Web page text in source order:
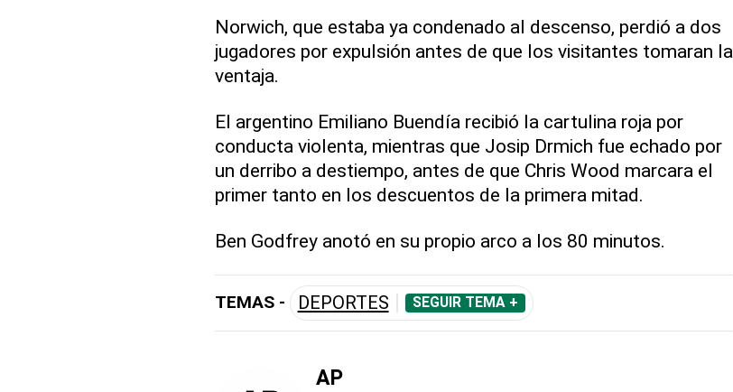
Norwich, que estaba ya condenado al descenso, perdió a dos
jugadores por expulsión antes de que los visitantes tomaran la
ventaja.
El argentino Emiliano Buendía recibió la cartulina roja por
conducta violenta, mientras que Josip Drmich fue echado por
un derribo a destiempo, antes de que Chris Wood marcara el
primer tanto en los descuentos de la primera mitad.
Ben Godfrey anotó en su propio arco a los 80 minutos.
TEMAS - DEPORTES SEGUIR TEMA +
AP